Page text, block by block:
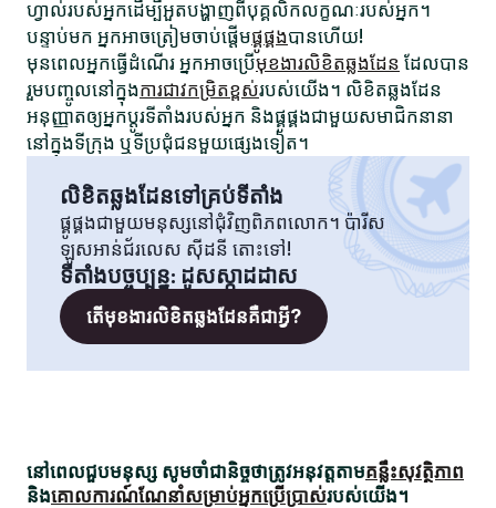
ហ្វាល់របស់អ្នកដើម្បីអួតបង្ហាញពីបុគ្គលិកលក្ខណៈរបស់អ្នក។
បន្ទាប់មក អ្នកអាចត្រៀមចាប់ផ្តើមផ្គូផ្គងបានហើយ!
មុនពេលអ្នកធ្វើដំណើរ អ្នកអាចប្រើមុខងារលិខិតឆ្លងដែន ដែលបាន
រួមបញ្ចូលនៅក្នុងការជាវកម្រិតខ្ពស់របស់យើង។ លិខិតឆ្លងដែន
អនុញ្ញាតឲ្យអ្នកប្តូរទីតាំងរបស់អ្នក និងផ្គូផ្គងជាមួយសមាជិកនានា
នៅក្នុងទីក្រុង ឬទីប្រជុំជនមួយផ្សេងទៀត។
លិខិតឆ្លងដែនទៅគ្រប់ទីតាំង
ផ្គូផ្គងជាមួយមនុស្សនៅជុំវិញពិភពលោក។ ប៉ារីស
ឡូសអាន់ជ័រលេស ស៊ីដនី តោះទៅ!
ទីតាំងបច្ចុប្បន្ន: ដូសស្កាដដាស
តើមុខងារលិខិតឆ្លងដែនគឺជាអ្វី?
នៅពេលជួបមនុស្ស សូមចាំជានិច្ចថាត្រូវអនុវត្តតាមគន្លឹះសុវត្ថិភាព
និងគោលការណ៍ណែនាំសម្រាប់អ្នកប្រើប្រាស់របស់យើង។